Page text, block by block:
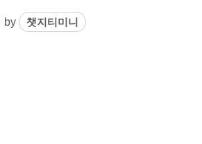
by 챗지티미니